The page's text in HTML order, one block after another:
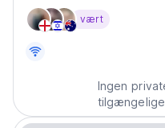
fra vores pulserende
from original language)
vært
Ingen
tilgængelige